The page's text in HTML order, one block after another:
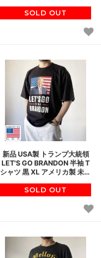
ック D152
SOLD OUT
新品 USA製 トランプ大統領
LET'S GO BRANDON 半袖 T
シャツ 黒 XL アメリカ製 未使
SOLD OUT